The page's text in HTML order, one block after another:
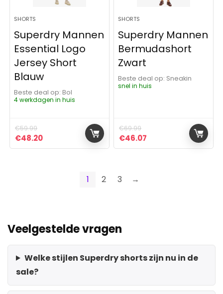
SHORTS
Superdry Mannen
Essential Logo
Jersey Short
Blauw
Beste deal op:
Bol
4 werkdagen in huis
€59.99
Oorspronkelijke prijs was: €59.99.
€48.20Huidige prijs is: €48.20.
SHORTS
Superdry Mannen
Bermudashort
Zwart
Beste deal op:
Sneakin
snel in huis
€69.99
Oorspronkelijke prijs
€46.07 Huidige prijs is:
1 2 3 →
Veelgestelde vragen
Welke stijlen Superdry shorts zijn nu in de
sale?